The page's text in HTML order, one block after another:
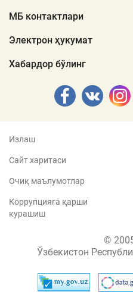
МБ контактлари
Электрон ҳукумат
Хабардор бўлинг
Излаш
Сайт харитаси
Очиқ маълумотлар
Коррупцияга қарши
курашиш
©
Ўзбекистон